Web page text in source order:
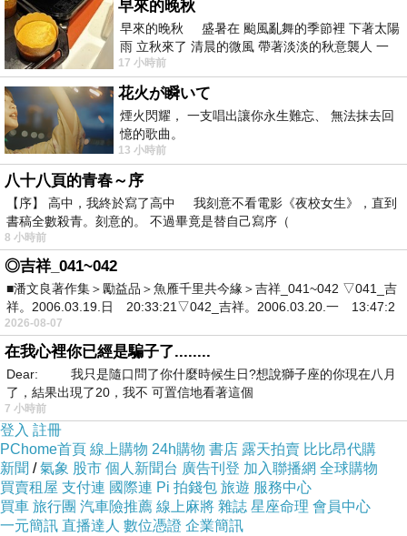
吃飯時我們的美女說他要開心不哭
我回她 嗯！
結果還是
早來的晚秋
早來的晚秋 盛暑在 颱風亂舞的季節裡 下著太陽
雨 立秋來了 清晨的微風 帶著淡淡的秋意襲人 一
下子 又被赤
17 小時前
花火が瞬いて
煙火閃耀， 一支唱出讓你永生難忘、 無法抹去回
憶的歌曲。
13 小時前
八十八頁的青春～序
【序】 高中，我終於寫了高中 我刻意不看電影《夜校女生》，直到
書稿全數殺青。刻意的。 不過畢竟是替自己寫序（
8 小時前
◎吉祥_041~042
■潘文良著作集＞勵益品＞魚雁千里共今緣＞吉祥_041~042 ▽041_吉
祥。2006.03.19.日 20:33:21▽042_吉祥。2006.03.20.一 13:47:2
2026-08-07
在我心裡你已經是騙子了........
Dear: 我只是隨口問了你什麼時候生日?想說獅子座的你現在八月
了，結果出現了20，我不 可置信地看著這個
7 小時前
登入 註冊
PChome首頁 線上購物 24h購物 書店 露天拍賣 比比昂代購
新聞 /氣象 股市 個人新聞台 廣告刊登 加入聯播網 全球購物
買賣租屋 支付連 國際連 Pi 拍錢包 旅遊 服務中心
買車 旅行團 汽車險推薦 線上麻將 雜誌 星座命理 會員中心
一元簡訊 直播達人 數位憑證 企業簡訊